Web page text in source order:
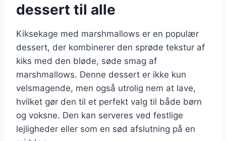
dessert til alle
Kiksekage med marshmallows er en populær
dessert, der kombinerer den sprøde tekstur af
kiks med den bløde, søde smag af
marshmallows. Denne dessert er ikke kun
velsmagende, men også utrolig nem at lave,
hvilket gør den til et perfekt valg til både børn
og voksne. Den kan serveres ved festlige
lejligheder eller som en sød afslutning på en